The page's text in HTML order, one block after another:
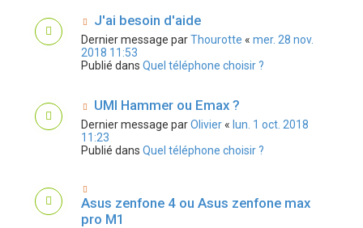
J'ai besoin d'aide
Dernier message parThourotte « mer. 28 nov.
2018 11:53
Publié dans Quel téléphone choisir ?
UMI Hammer ou Emax ?
Dernier message parOlivier« lun. 1 oct. 2018
11:23
Publié dans Quel téléphone choisir ?
Asus zenfone 4 ou Asus zenfone max
pro M1